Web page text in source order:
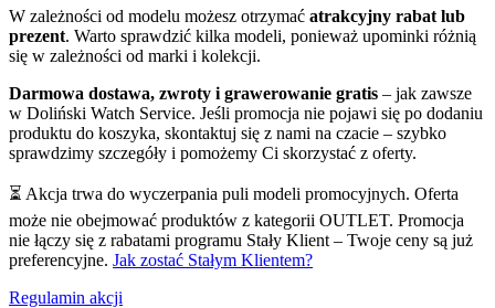
W zależności od modelu możesz otrzymać atrakcyjny rabat lub
prezent. Warto sprawdzić kilka modeli, ponieważ upominki różnią
się w zależności od marki i kolekcji.
Darmowa dostawa, zwroty i grawerowanie gratis – jak zawsze
w Doliński Watch Service. Jeśli promocja nie pojawi się po dodaniu
produktu do koszyka, skontaktuj się z nami na czacie – szybko
sprawdzimy szczegóły i pomożemy Ci skorzystać z oferty.
⏳ Akcja trwa do wyczerpania puli modeli promocyjnych. Oferta
może nie obejmować produktów z kategorii OUTLET. Promocja
nie łączy się z rabatami programu Stały Klient – Twoje ceny są już
preferencyjne. Jak zostać Stałym Klientem?
Regulamin akcji